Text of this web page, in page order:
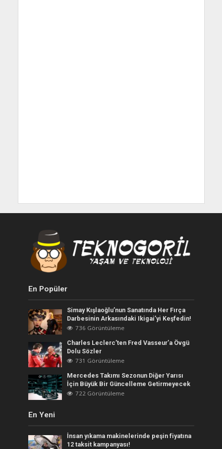
En Popüler
Simay Kışlaoğlu’nun Sanatında Her Fırça
Darbesinin Arkasındaki Ikigai’yi Keşfedin!
736 Görüntüleme
Charles Leclerc’ten Fred Vasseur’a Övgü
Dolu Sözler
731 Görüntüleme
Mercedes Takımı Sezonun Diğer Yarısı
İçin Büyük Bir Güncelleme Getirmeyecek
722 Görüntüleme
En Yeni
İnsan yıkama makinelerinde peşin fiyatına
12 taksit kampanyası!